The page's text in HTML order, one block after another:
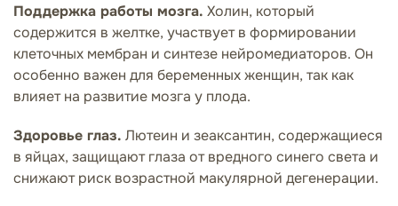
Поддержка работы мозга. Холин, который
содержится в желтке, участвует в формировании
клеточных мембран и синтезе нейромедиаторов. Он
особенно важен для беременных женщин, так как
влияет на развитие мозга у плода.
Здоровье глаз. Лютеин и зеаксантин, содержащиеся
в яйцах, защищают глаза от вредного синего света и
снижают риск возрастной макулярной дегенерации.